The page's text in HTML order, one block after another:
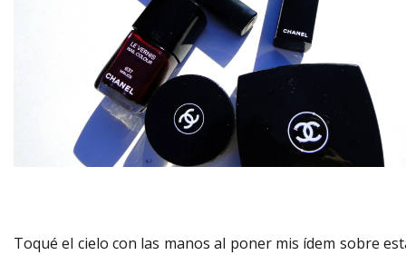
Toqué el cielo con las manos al poner mis ídem sobre